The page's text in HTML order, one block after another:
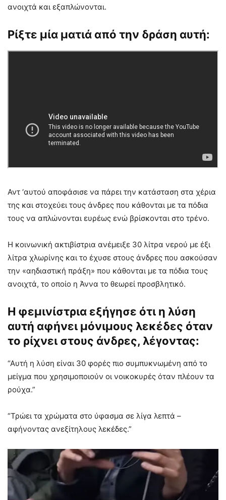
ανοιχτά και εξαπλώνονται.
Ρίξτε μία ματιά από την δράση αυτή:
Αντ ‘αυτού αποφάσισε να πάρει την κατάσταση στα χέρια
της και στοχεύει τους άνδρες που κάθονται με τα πόδια
τους να απλώνονται ευρέως ενώ βρίσκονται στο τρένο.
Η κοινωνική ακτιβίστρια ανέμειξε 30 λίτρα νερού με έξι
λίτρα χλωρίνης και το έχυσε στους άνδρες που ασκούσαν
την «αηδιαστική πράξη» που κάθονται με τα πόδια τους
ανοιχτά, το οποίο η Άννα το θεωρεί προσβλητικό.
Η φεμινίστρια εξήγησε ότι η λύση
αυτή αφήνει μόνιμους λεκέδες όταν
το ρίχνει στους άνδρες, λέγοντας:
“Αυτή η λύση είναι 30 φορές πιο συμπυκνωμένη από το
μείγμα που χρησιμοποιούν οι νοικοκυρές όταν πλέουν τα
ρούχα.”
“Τρώει τα χρώματα στο ύφασμα σε λίγα λεπτά –
αφήνοντας ανεξίτηλους λεκέδες.”